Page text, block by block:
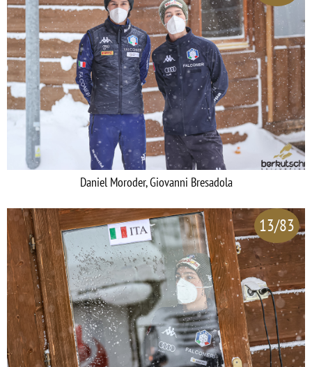
Daniel Moroder, Giovanni Bresadola
13/83